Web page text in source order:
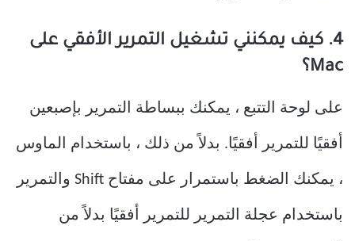
4. كيف يمكنني تشغيل التمرير الأفقي على
Mac؟
على لوحة التتبع ، يمكنك ببساطة التمرير بإصبعين
أفقيًا للتمرير أفقيًا. بدلاً من ذلك ، باستخدام الماوس
، يمكنك الضغط باستمرار على مفتاح Shift والتمرير
باستخدام عجلة التمرير للتمرير أفقيًا بدلاً من